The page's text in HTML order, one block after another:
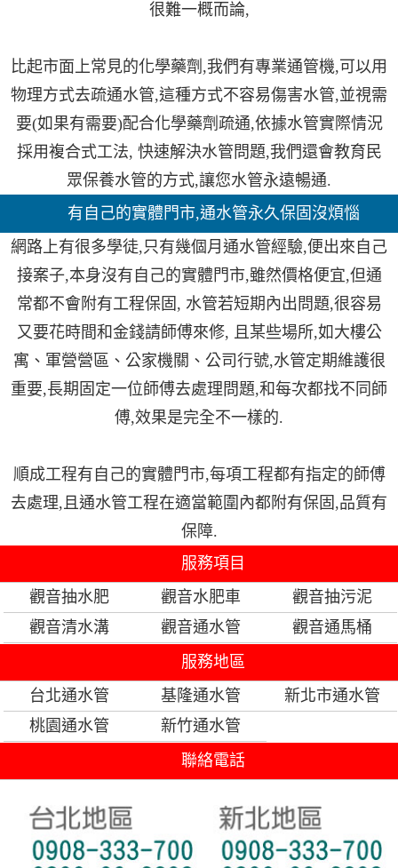
很難一概而論,
比起市面上常見的化學藥劑,我們有專業通管機,可以用
物理方式去疏通水管,這種方式不容易傷害水管,並視需
要(如果有需要)配合化學藥劑疏通,依據水管實際情況
採用複合式工法, 快速解決水管問題,我們還會教育民
眾保養水管的方式,讓您水管永遠暢通.
有自己的實體門市,通水管永久保固沒煩惱
網路上有很多學徒,只有幾個月通水管經驗,便出來自己
接案子,本身沒有自己的實體門市,雖然價格便宜,但通
常都不會附有工程保固, 水管若短期內出問題,很容易
又要花時間和金錢請師傅來修, 且某些場所,如大樓公
寓、軍營營區、公家機關、公司行號,水管定期維護很
重要,長期固定一位師傅去處理問題,和每次都找不同師
傅,效果是完全不一樣的.
順成工程有自己的實體門市,每項工程都有指定的師傅
去處理,且通水管工程在適當範圍內都附有保固,品質有
保障.
服務項目
觀音抽水肥
觀音水肥車
觀音抽污泥
觀音清水溝
觀音通水管
觀音通馬桶
服務地區
台北通水管
基隆通水管
新北市通水管
桃園通水管
新竹通水管
聯絡電話